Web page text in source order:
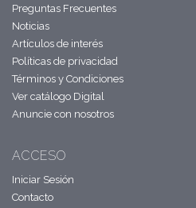
Preguntas Frecuentes
Noticias
Artículos de interés
Políticas de privacidad
Términos y Condiciones
Ver catálogo Digital
Anuncie con nosotros
ACCESO
Iniciar Sesión
Contacto